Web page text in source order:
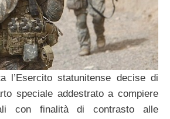
l’Esercito statunitense decise di
speciale addestrato a compiere
con finalità di contrasto alle